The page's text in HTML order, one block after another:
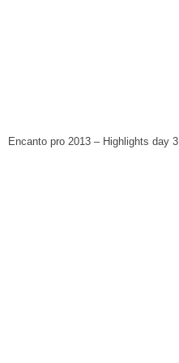
Encanto pro 2013 – Highlights day 3